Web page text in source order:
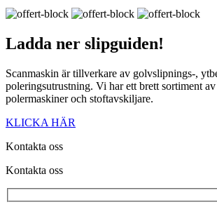
Ladda ner slipguiden!
Scanmaskin är tillverkare av golvslipnings-,
poleringsutrustning. Vi har ett brett sortiment
polermaskiner och stoftavskiljare.
KLICKA HÄR
Kontakta oss
Kontakta oss